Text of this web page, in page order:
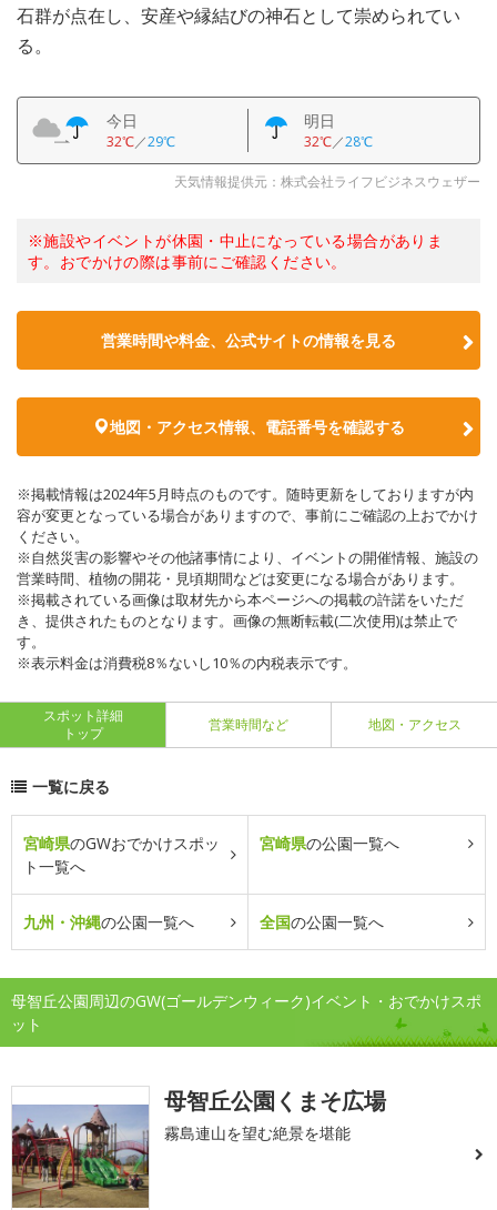
石群が点在し、安産や縁結びの神石として崇められてい
る。
今日
32℃／29℃
明日
32℃／28℃
天気情報提供元：株式会社ライフビジネスウェザー
※施設やイベントが休園・中止になっている場合がありま
す。おでかけの際は事前にご確認ください。
営業時間や料金、公式サイトの情報を見る
地図・アクセス情報、電話番号を確認する
※掲載情報は2024年5月時点のものです。随時更新をしておりますが内
容が変更となっている場合がありますので、事前にご確認の上おでかけ
ください。
※自然災害の影響やその他諸事情により、イベントの開催情報、施設の
営業時間、植物の開花・見頃期間などは変更になる場合があります。
※掲載されている画像は取材先から本ページへの掲載の許諾をいただ
き、提供されたものとなります。画像の無断転載(二次使用)は禁止で
す。
※表示料金は消費税8％ないし10％の内税表示です。
スポット詳細
トップ
営業時間など 地図・アクセス
一覧に戻る
宮崎県のGWおでかけスポッ
ト一覧へ
宮崎県の公園一覧へ
九州・沖縄の公園一覧へ 全国の公園一覧へ
母智丘公園周辺のGW(ゴールデンウィーク)イベント・おでかけスポ
ット
母智丘公園くまそ広場
霧島連山を望む絶景を堪能